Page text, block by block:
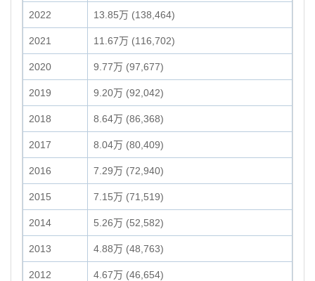
2022 13.85万 (138,464)
2021 11.67万 (116,702)
2020 9.77万 (97,677)
2019 9.20万 (92,042)
2018 8.64万 (86,368)
2017 8.04万 (80,409)
2016 7.29万 (72,940)
2015 7.15万 (71,519)
2014 5.26万 (52,582)
2013 4.88万 (48,763)
2012 4.67万 (46,654)